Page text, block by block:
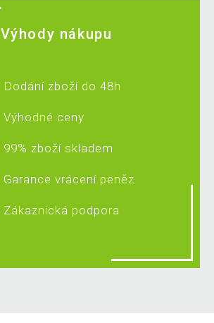
Výhody nákupu
Dodání zboží do 48h
Výhodné ceny
99% zboží skladem
Garance vrácení peněz
Zákaznická podpora